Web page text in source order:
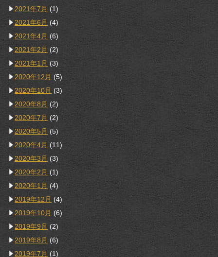
2021年7月 (1)
2021年6月 (4)
2021年4月 (6)
2021年2月 (2)
2021年1月 (3)
2020年12月 (5)
2020年10月 (3)
2020年8月 (2)
2020年7月 (2)
2020年5月 (5)
2020年4月 (11)
2020年3月 (3)
2020年2月 (1)
2020年1月 (4)
2019年12月 (4)
2019年10月 (6)
2019年9月 (2)
2019年8月 (6)
2019年7月 (1)